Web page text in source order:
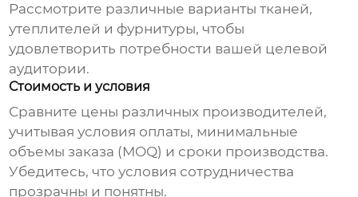
Рассмотрите различные варианты тканей,
утеплителей и фурнитуры, чтобы
удовлетворить потребности вашей целевой
аудитории.
Стоимость и условия
Сравните цены различных производителей,
учитывая условия оплаты, минимальные
объемы заказа (MOQ) и сроки производства.
Убедитесь, что условия сотрудничества
прозрачны и понятны.